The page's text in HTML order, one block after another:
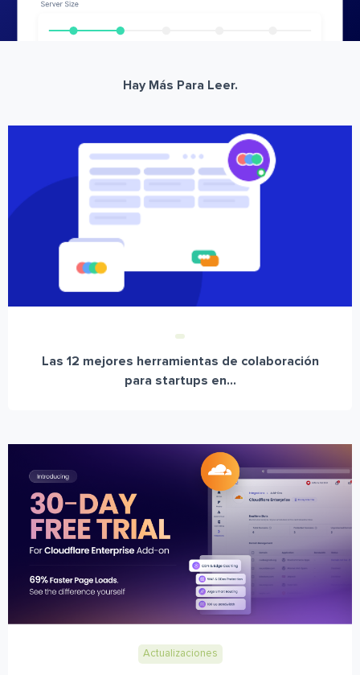
Hay Más Para Leer.
Las 12 mejores herramientas de colaboración
para startups en...
Actualizaciones